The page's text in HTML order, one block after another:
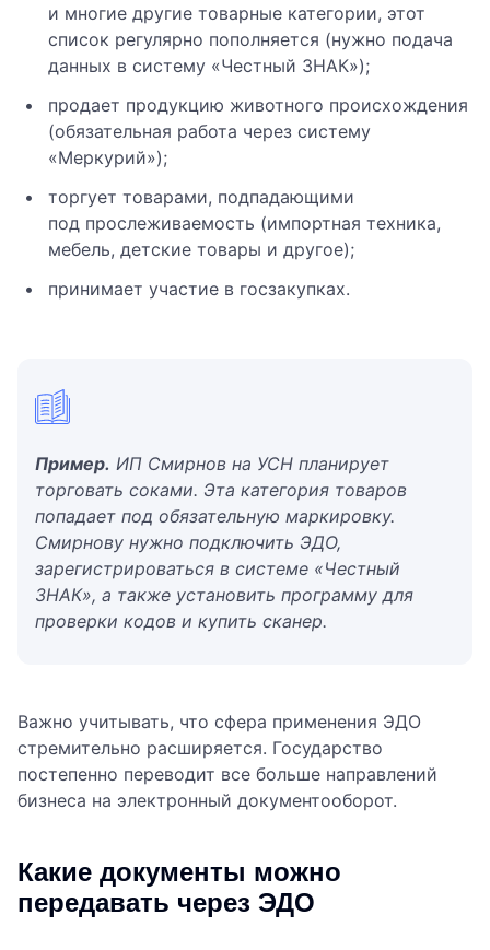
и многие другие товарные категории, этот
список регулярно пополняется (нужно подача
данных в систему «Честный ЗНАК»);
продает продукцию животного происхождения
(обязательная работа через систему
«Меркурий»);
торгует товарами, подпадающими
под прослеживаемость (импортная техника,
мебель, детские товары и другое);
принимает участие в госзакупках.
Пример. ИП Смирнов на УСН планирует
торговать соками. Эта категория товаров
попадает под обязательную маркировку.
Смирнову нужно подключить ЭДО,
зарегистрироваться в системе «Честный
ЗНАК», а также установить программу для
проверки кодов и купить сканер.
Важно учитывать, что сфера применения ЭДО
стремительно расширяется. Государство
постепенно переводит все больше направлений
бизнеса на электронный документооборот.
Какие документы можно
передавать через ЭДО